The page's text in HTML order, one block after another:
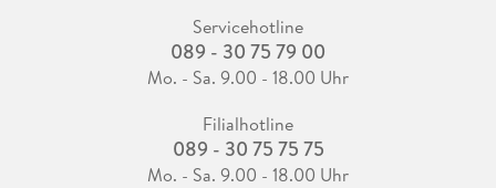
Servicehotline
089 - 30 75 79 00
Mo. - Sa. 9.00 - 18.00 Uhr
Filialhotline
089 - 30 75 75 75
Mo. - Sa. 9.00 - 18.00 Uhr